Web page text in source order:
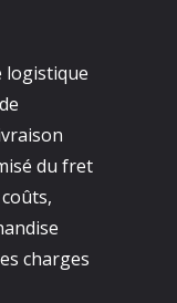
logistique
du fret
charges